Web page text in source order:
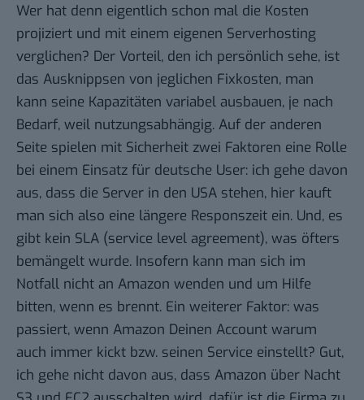
Wer hat denn eigentlich schon mal die Kosten
projiziert und mit einem eigenen Serverhosting
verglichen? Der Vorteil, den ich persönlich sehe, ist
das Ausknippsen von jeglichen Fixkosten, man
kann seine Kapazitäten variabel ausbauen, je nach
Bedarf, weil nutzungsabhängig. Auf der anderen
Seite spielen mit Sicherheit zwei Faktoren eine Rolle
bei einem Einsatz für deutsche User: ich gehe davon
aus, dass die Server in den USA stehen, hier kauft
man sich also eine längere Responszeit ein. Und, es
gibt kein SLA (service level agreement), was öfters
bemängelt wurde. Insofern kann man sich im
Notfall nicht an Amazon wenden und um Hilfe
bitten, wenn es brennt. Ein weiterer Faktor: was
passiert, wenn Amazon Deinen Account warum
auch immer kickt bzw. seinen Service einstellt? Gut,
ich gehe nicht davon aus, dass Amazon über Nacht